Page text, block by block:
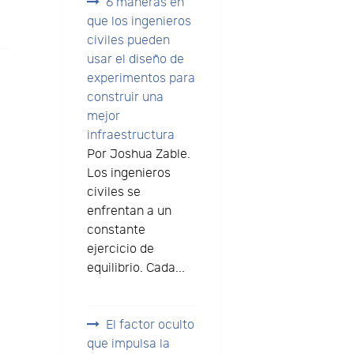
que los ingenieros
civiles pueden
usar el diseño de
experimentos para
construir una
mejor
infraestructura
Por Joshua Zable.
Los ingenieros
civiles se
enfrentan a un
constante
ejercicio de
equilibrio. Cada...
El factor oculto
que impulsa la